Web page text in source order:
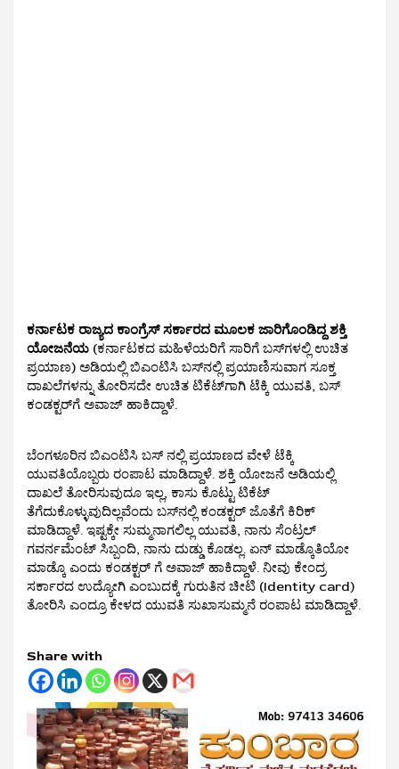
ಕರ್ನಾಟಕ ರಾಜ್ಯದ ಕಾಂಗ್ರೆಸ್ ಸರ್ಕಾರದ ಮೂಲಕ ಜಾರಿಗೊಂಡಿದ್ದ ಶಕ್ತಿ
ಯೋಜನೆಯ (ಕರ್ನಾಟಕದ ಮಹಿಳೆಯರಿಗೆ ಸಾರಿಗೆ ಬಸ್‌ಗಳಲ್ಲಿ ಉಚಿತ
ಪ್ರಯಾಣ) ಅಡಿಯಲ್ಲಿ ಬಿಎಂಟಿಸಿ ಬಸ್‌ನಲ್ಲಿ ಪ್ರಯಾಣಿಸುವಾಗ ಸೂಕ್ತ
ದಾಖಲೆಗಳನ್ನು ತೋರಿಸದೇ ಉಚಿತ ಟಿಕೆಟ್‌ಗಾಗಿ ಟೆಕ್ಕಿ ಯುವತಿ, ಬಸ್‌
ಕಂಡಕ್ಟರ್‌ಗೆ ಅವಾಜ್‌ ಹಾಕಿದ್ದಾಳೆ.
ಬೆಂಗಳೂರಿನ ಬಿಎಂಟಿಸಿ ಬಸ್ ನಲ್ಲಿ ಪ್ರಯಾಣದ ವೇಳೆ ಟೆಕ್ಕಿ
ಯುವತಿಯೊಬ್ಬರು ರಂಪಾಟ ಮಾಡಿದ್ದಾಳೆ. ಶಕ್ತಿ ಯೋಜನೆ ಅಡಿಯಲ್ಲಿ
ದಾಖಲೆ ತೋರಿಸುವುದೂ ಇಲ್ಲ, ಕಾಸು ಕೊಟ್ಟು ಟಿಕೆಟ್
ತೆಗೆದುಕೊಳ್ಳುವುದಿಲ್ಲವೆಂದು ಬಸ್‌ನಲ್ಲಿ ಕಂಡಕ್ಟರ್‌ ಜೊತೆಗೆ ಕಿರಿಕ್
ಮಾಡಿದ್ದಾಳೆ. ಇಷ್ಟಕ್ಕೇ ಸುಮ್ಮನಾಗಲಿಲ್ಲ ಯುವತಿ, ನಾನು ಸೆಂಟ್ರಲ್
ಗವರ್ನಮೆಂಟ್ ಸಿಬ್ಬಂದಿ, ನಾನು ದುಡ್ಡು ಕೊಡಲ್ಲ. ಏನ್ ಮಾಡ್ಕೊತಿಯೋ
ಮಾಡ್ಕೊ ಎಂದು ಕಂಡಕ್ಟರ್ ಗೆ ಅವಾಜ್ ಹಾಕಿದ್ದಾಳೆ. ನೀವು ಕೇಂದ್ರ
ಸರ್ಕಾರದ ಉದ್ಯೋಗಿ ಎಂಬುದಕ್ಕೆ ಗುರುತಿನ ಚೀಟಿ (Identity card)
ತೋರಿಸಿ ಎಂದ್ರೂ ಕೇಳದ ಯುವತಿ ಸುಖಾಸುಮ್ಮನೆ ರಂಪಾಟ ಮಾಡಿದ್ದಾಳೆ.
Share with